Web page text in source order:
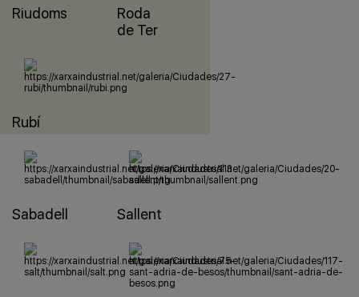
Riudoms
Roda
de Ter
Rubí
Sabadell Sallent